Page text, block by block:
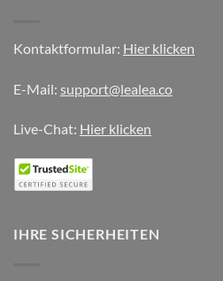
Kontaktformular: Hier klicken
E-Mail: support@lealea.co
Live-Chat: Hier klicken
IHRE SICHERHEITEN